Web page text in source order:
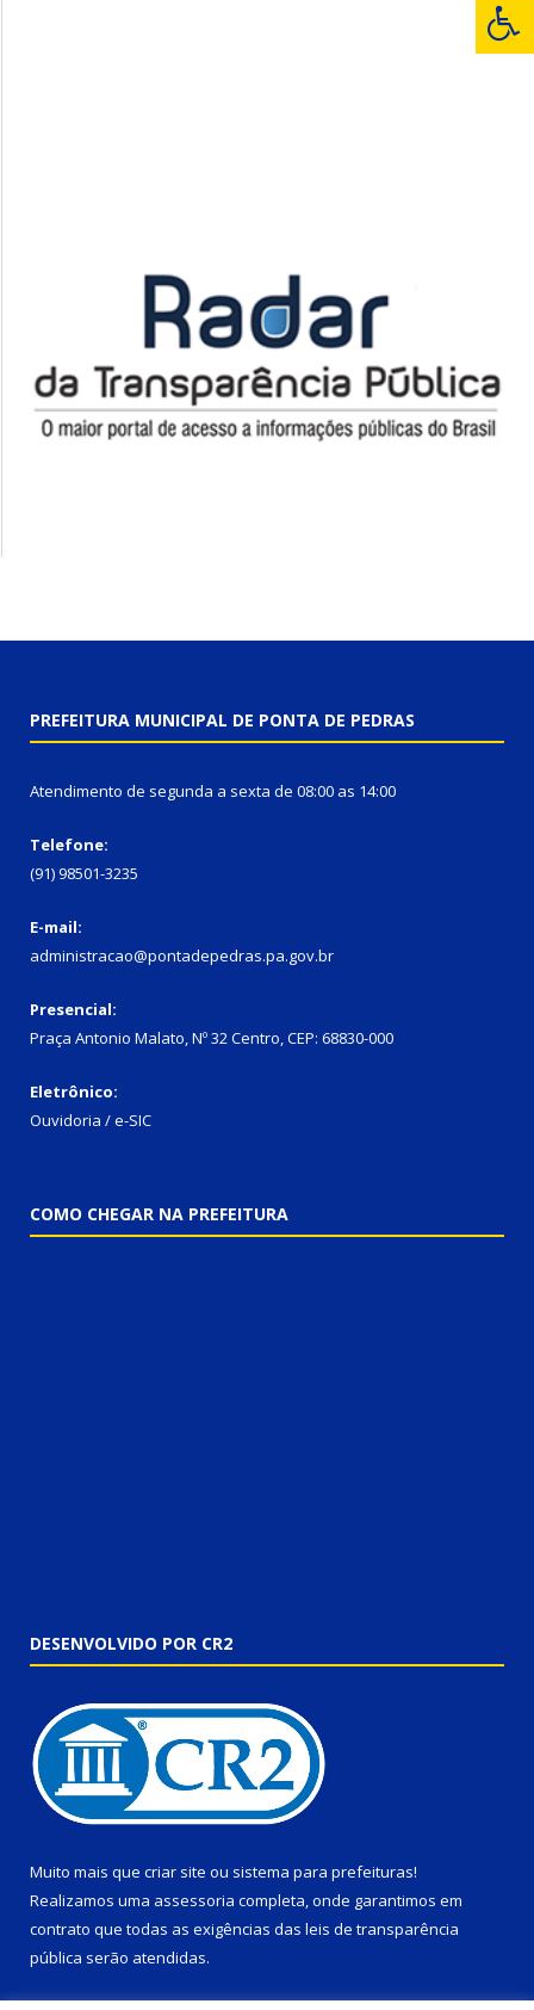
PREFEITURA MUNICIPAL DE PONTA DE PEDRAS
Atendimento de segunda a sexta de 08:00 as 14:00
Telefone:
(91) 98501-3235
E-mail:
administracao@pontadepedras.pa.gov.br
Presencial:
Praça Antonio Malato, Nº 32 Centro, CEP: 68830-000
Eletrônico:
Ouvidoria / e-SIC
COMO CHEGAR NA PREFEITURA
DESENVOLVIDO POR CR2
Muito mais que criar site ou sistema para prefeituras!
Realizamos uma assessoria completa, onde garantimos em
contrato que todas as exigências das leis de transparência
pública serão atendidas.